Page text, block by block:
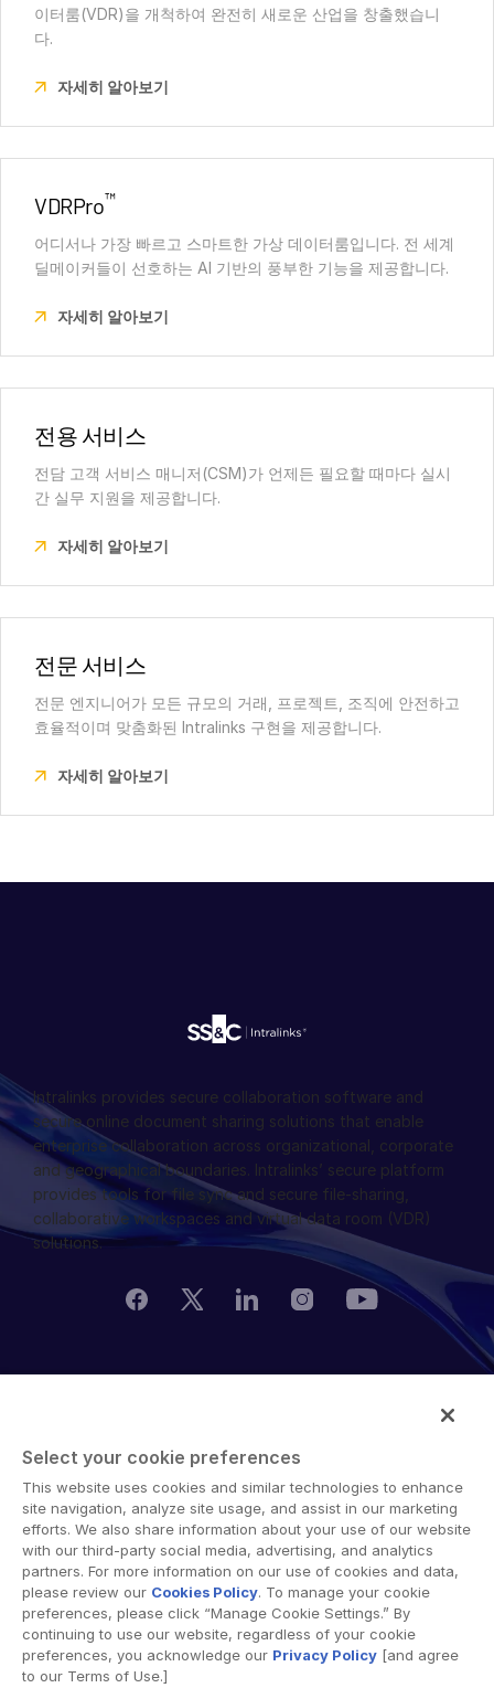
이터룸(VDR)을 개척하여 완전히 새로운 산업을 창출했습니
다.
자세히 알아보기
VDRPro™
어디서나 가장 빠르고 스마트한 가상 데이터룸입니다. 전 세계
딜메이커들이 선호하는 AI 기반의 풍부한 기능을 제공합니다.
자세히 알아보기
전용 서비스
전담 고객 서비스 매니저(CSM)가 언제든 필요할 때마다 실시
간 실무 지원을 제공합니다.
자세히 알아보기
전문 서비스
전문 엔지니어가 모든 규모의 거래, 프로젝트, 조직에 안전하고
효율적이며 맞춤화된 Intralinks 구현을 제공합니다.
자세히 알아보기
Intralinks provides secure collaboration software and
secure online document sharing solutions that enable
enterprise collaboration across organizational, corporate
and geographical boundaries. Intralinks’ secure platform
provides tools for file sync and secure file-sharing,
collaborative workspaces and virtual data room (VDR)
solutions.
© 2026 Intralinks, SS&C Inc.
Select your cookie preferences
This website uses cookies and similar technologies to enhance
site navigation, analyze site usage, and assist in our marketing
efforts. We also share information about your use of our website
with our third-party social media, advertising, and analytics
partners. For more information on our use of cookies and data,
please review our Cookies Policy. To manage your cookie
preferences, please click “Manage Cookie Settings.” By
continuing to use our website, regardless of your cookie
preferences, you acknowledge our Privacy Policy [and agree
to our Terms of Use.]